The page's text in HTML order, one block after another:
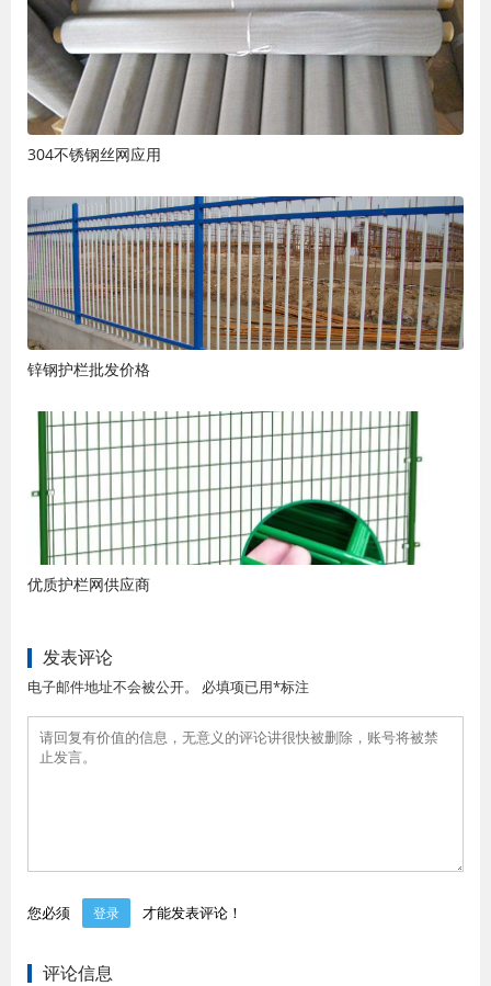
304不锈钢丝网应用
锌钢护栏批发价格
优质护栏网供应商
发表评论
电子邮件地址不会被公开。 必填项已用*标注
您必须 登录 才能发表评论！
评论信息